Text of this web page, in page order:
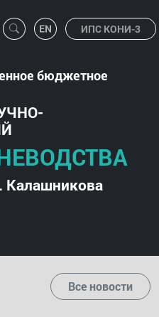
ИПС КОНИ-3
бюджетное
Калашникова
Все новости